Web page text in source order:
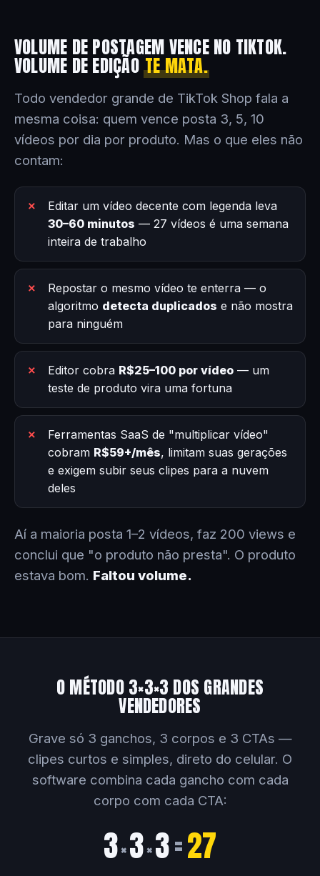
VOLUME DE POSTAGEM VENCE NO TIKTOK.
VOLUME DE EDIÇÃOTE MATA.
Todo vendedor grande de TikTok Shop fala a
mesma coisa: quem vence posta 3, 5, 10
vídeos por dia por produto. Mas o que eles não
contam:
Editar um vídeo decente com legenda leva
30–60 minutos — 27 vídeos é uma semana
inteira de trabalho
Repostar o mesmo vídeo te enterra — o
algoritmo detecta duplicados e não mostra
para ninguém
Editor cobra R$25–100 por vídeo — um
teste de produto vira uma fortuna
Ferramentas SaaS de "multiplicar vídeo"
cobram R$59+/mês, limitam suas gerações
e exigem subir seus clipes para a nuvem
deles
Aí a maioria posta 1–2 vídeos, faz 200 views e
conclui que "o produto não presta". O produto
estava bom. Faltou volume.
O MÉTODO 3×3×3 DOS GRANDES
VENDEDORES
Grave só 3 ganchos, 3 corpos e 3 CTAs —
clipes curtos e simples, direto do celular. O
software combina cada gancho com cada
corpo com cada CTA:
3×3×3=27